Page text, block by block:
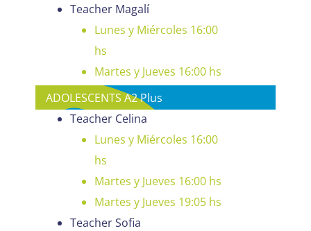
Teacher Magalí
Lunes y Miércoles 16:00
hs
Martes y Jueves 16:00 hs
ADOLESCENTS A2 Plus
Teacher Celina
Lunes y Miércoles 16:00
hs
Martes y Jueves 16:00 hs
Martes y Jueves 19:05 hs
Teacher Sofia